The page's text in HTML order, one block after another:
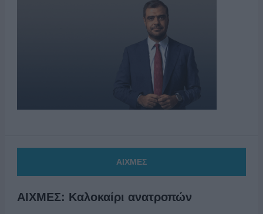
ΑΙΧΜΕΣ
ΑΙΧΜΕΣ: Καλοκαίρι ανατροπών